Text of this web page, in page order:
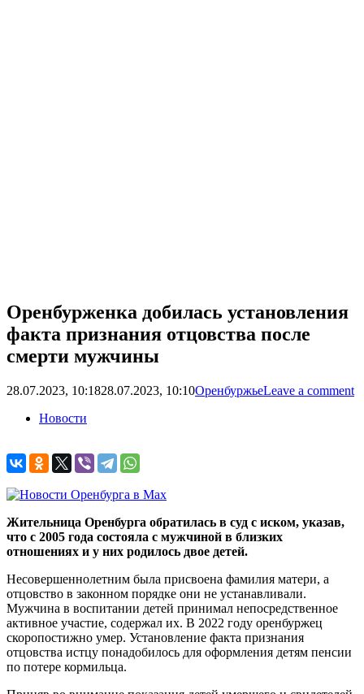
Оренбурженка добилась установления
факта признания отцовства после
смерти мужчины
28.07.2023, 10:1828.07.2023, 10:10ОренбуржьеLeave a comment
Новости
Жительница Оренбурга обратилась в суд с иском, указав,
что с 2005 года состояла с мужчиной в близких
отношениях и у них родилось двое детей.
Несовершеннолетним была присвоена фамилия матери, а
отцовство в законном порядке они не устанавливали.
Мужчина в воспитании детей принимал непосредственное
активное участие, содержал их. В 2022 году оренбуржец
скоропостижно умер. Установление факта признания
отцовства истцу понадобилось для оформления детям пенсии
по потере кормильца.